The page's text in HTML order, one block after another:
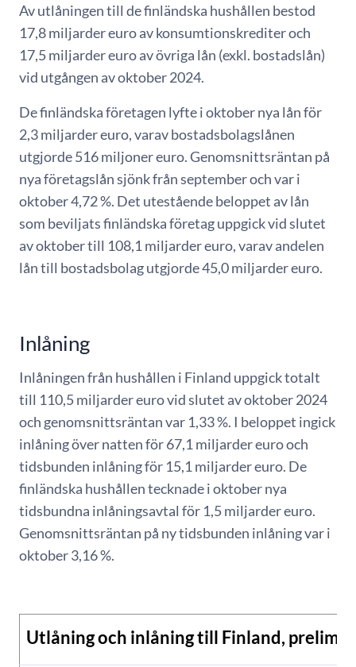
Av utlåningen till de finländska hushållen bestod
17,8 miljarder euro av konsumtionskrediter och
17,5 miljarder euro av övriga lån (exkl. bostadslån)
vid utgången av oktober 2024.
De finländska företagen lyfte i oktober nya lån för
2,3 miljarder euro, varav bostadsbolagslånen
utgjorde 516 miljoner euro. Genomsnittsräntan på
nya företagslån sjönk från september och var i
oktober 4,72 %. Det utestående beloppet av lån
som beviljats finländska företag uppgick vid slutet
av oktober till 108,1 miljarder euro, varav andelen
lån till bostadsbolag utgjorde 45,0 miljarder euro.
Inlåning
Inlåningen från hushållen i Finland uppgick totalt
till 110,5 miljarder euro vid slutet av oktober 2024
och genomsnittsräntan var 1,33 %. I beloppet ingick
inlåning över natten för 67,1 miljarder euro och
tidsbunden inlåning för 15,1 miljarder euro. De
finländska hushållen tecknade i oktober nya
tidsbundna inlåningsavtal för 1,5 miljarder euro.
Genomsnittsräntan på ny tidsbunden inlåning var i
oktober 3,16 %.
Utlåning och inlåning till Finland,